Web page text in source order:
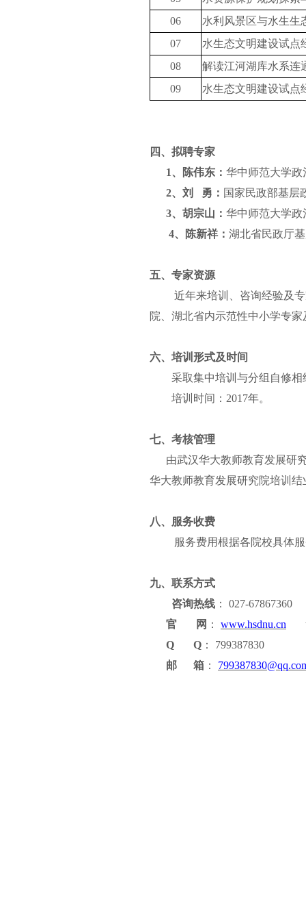
06
水利风景区与水生生
07
水生态文明建设试点
08
解读江河湖库水系连
09
水生态文明建设试点
四、拟聘专家
1、陈伟东： 华中师范大学
2、刘 勇： 国家民政部基层
3、胡宗山： 华中师范大学
4、陈新祥： 湖北省民政厅
五、专家资源
近年来培训、咨询经验及
院、湖北省内示范性中小学专
六、培训形式及时间
采取集中培训与分组自修
培训时间： 2017年。
七、考核管理
由武汉华大教师教育发展研究
华大教师教育发展研究院培训结
八、服务收费
服务费用根据各院校具体
九、联系方式
咨询热线 ：
027-
官 网 ： www.hsdnu.cn
Q Q ：
799387830
邮 箱 ：